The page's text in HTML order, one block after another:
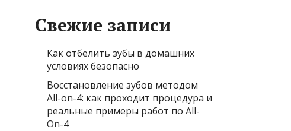
Свежие записи
Как отбелить зубы в домашних
условиях безопасно
Восстановление зубов методом
All-on-4: как проходит процедура и
реальные примеры работ по All-
On-4